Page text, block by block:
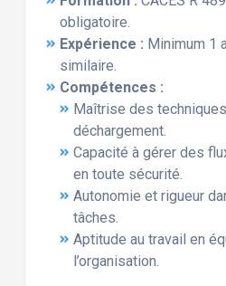
obligatoire.
Expérience : Minimum 1
similaire.
Compétences :
Maîtrise des
déchargement.
Capacité à gérer des
en toute sécurité.
Autonomie et rigueur
tâches.
Aptitude au travail en
l’organisation.